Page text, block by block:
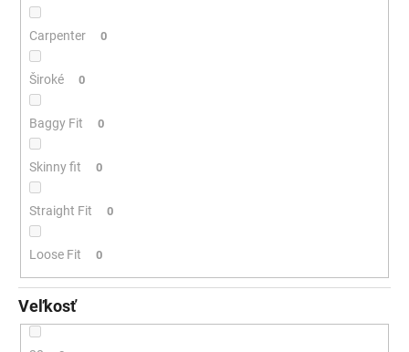
Carpenter 0
Široké 0
Baggy Fit 0
Skinny fit 0
Straight Fit 0
Loose Fit 0
Veľkosť